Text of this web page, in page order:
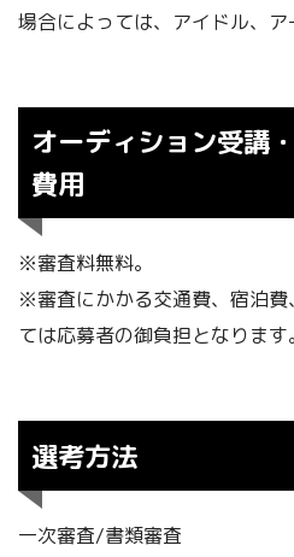
場合によっては、アイドル、
オーディション受講
費用
※審査料無料。
※審査にかかる交通費、宿泊
ては応募者の御負担となります
選考方法
一次審査/書類審査